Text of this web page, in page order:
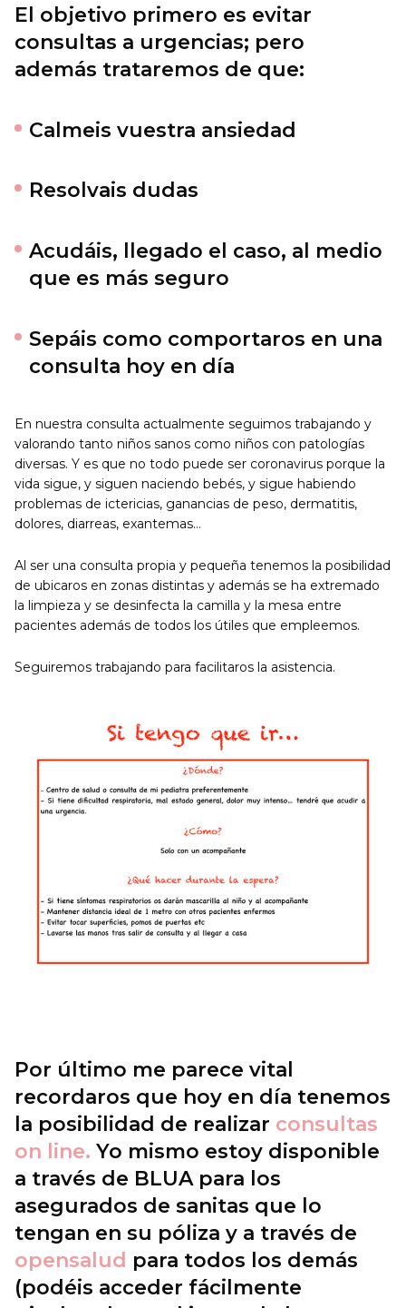
El objetivo primero es evitar
consultas a urgencias; pero
además trataremos de que:
Calmeis vuestra ansiedad
Resolvais dudas
Acudáis, llegado el caso, al medio
que es más seguro
Sepáis como comportaros en una
consulta hoy en día
En nuestra consulta actualmente seguimos trabajando y
valorando tanto niños sanos como niños con patologías
diversas. Y es que no todo puede ser coronavirus porque la
vida sigue, y siguen naciendo bebés, y sigue habiendo
problemas de ictericias, ganancias de peso, dermatitis,
dolores, diarreas, exantemas…
Al ser una consulta propia y pequeña tenemos la posibilidad
de ubicaros en zonas distintas y además se ha extremado
la limpieza y se desinfecta la camilla y la mesa entre
pacientes además de todos los útiles que empleemos.
Seguiremos trabajando para facilitaros la asistencia.
Por último me parece vital
recordaros que hoy en día tenemos
la posibilidad de realizar consultas
on line. Yo mismo estoy disponible
a través de BLUA para los
asegurados de sanitas que lo
tengan en su póliza y a través de
opensalud para todos los demás
(podéis acceder fácilmente